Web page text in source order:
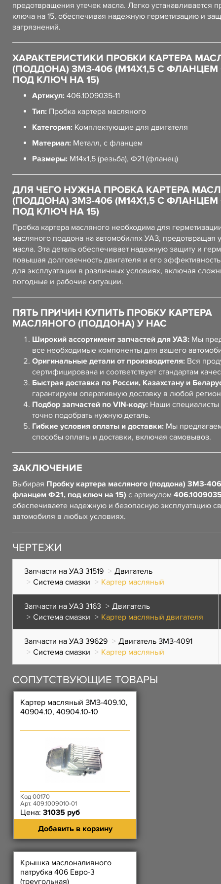
предотвращения утечек масла. Легко устанавливается
ключа на 15, обеспечивая надежную герметизацию и
загрязнений.
ХАРАКТЕРИСТИКИ ПРОБКИ КАРТЕРА
(ПОДДОНА) ЗМЗ-406 (М14Х1,5 С ФЛАНЦЕМ
ПОД КЛЮЧ НА 15)
Артикул: 406.1009035-11
Тип: Пробка картера масляного
Категория: Комплектующие для двигателя
Материал: Металл, с фланцем
Размеры: М14х1,5 (резьба), Ф21 (фланец)
ДЛЯ ЧЕГО НУЖНА ПРОБКА КАРТЕРА
(ПОДДОНА) ЗМЗ-406 (М14Х1,5 С ФЛАНЦЕМ
ПОД КЛЮЧ НА 15)
Пробка картера масляного необходима для
масляного поддона на автомобилях УАЗ, предотвращая
масла. Эта деталь обеспечивает надежную защиту и
повышая долговечность двигателя и его
для эксплуатации в различных условиях, включая
погодные и рабочие ситуации.
ПЯТЬ ПРИЧИН КУПИТЬ ПРОБКУ КАРТЕРА
МАСЛЯНОГО (ПОДДОНА) У НАС
Широкий ассортимент запчастей для УАЗ: Мы
все необходимые компоненты для вашего
Оригинальные детали от производителя: Вся
сертифицирована и соответствует стандартам
Быстрая доставка по России, Казахстану и
гарантируем оперативную доставку в любой
Подбор запчастей по VIN-коду: Наши специалисты
точно подобрать нужную деталь.
Гибкие условия оплаты и доставки: Мы
способы оплаты и доставки, включая самовывоз.
ЗАКЛЮЧЕНИЕ
Выбирая Пробку картера масляного (поддона) ЗМЗ-
фланцем Ф21, под ключ на 15) с артикулом
обеспечиваете надежную и безопасную эксплуатацию
автомобиля в любых условиях.
ЧЕРТЕЖИ
Запчасти на УАЗ 31519
Двигатель
Система смазки
Картер масляный
Запчасти на УАЗ 3163
Двигатель
Система смазки
Картер масляный двигателя
Запчасти на УАЗ 39629
Двигатель ЗМЗ-4091
Система смазки
Картер масляный
СОПУТСТВУЮЩИЕ ТОВАРЫ
Картер масляный ЗМЗ-409.10,
40904.10, 40904.10-10
Код 00170
Арт. 409.1009010-01
Цена: 31035 руб
Добавить в корзину
Крышка маслоналивного
патрубка 406 Евро-3
(треугольная)